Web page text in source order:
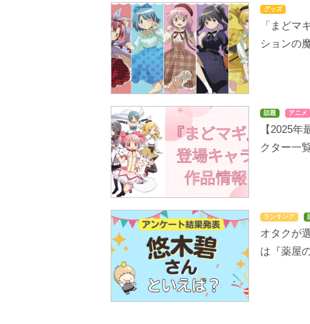
グッズ
「まどマ
ションの
話題 アニメ
【2025
クター一
ランキング
オタクが
は『薬屋